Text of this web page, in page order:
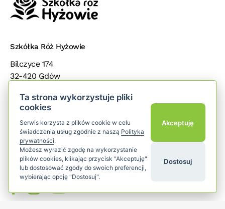
Szkółka Róż Hyżowie
Bilczyce 174
32-420 Gdów
Popularne kategorie
Dla klientów
add
Śledź nas
Facebook YouTube
Instagram
Ta strona wykorzystuje pliki
cookies
Serwis korzysta z plików cookie w celu
świadczenia usług zgodnie z naszą Polityka
prywatności.
Możesz wyrazić zgodę na wykorzystanie
plików cookies, klikając przycisk "Akceptuję"
lub dostosować zgody do swoich preferencji,
wybierając opcję "Dostosuj".
Akceptuję
Dostosuj